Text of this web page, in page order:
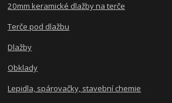
20mm keramické dlažby na terče
Terče pod dlažbu
Dlažby
Obklady
Lepidla, spárovačky, stavební chemie